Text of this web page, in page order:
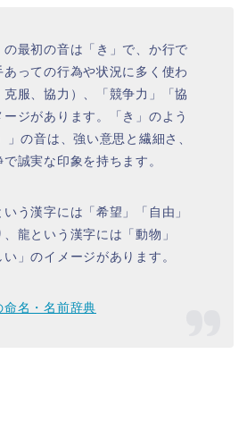
最初の音は「き」で、か行で
っての行為や状況に多く使わ
服、協力）、「競争力」「協
ジがあります。「き」のよう
」の音は、強い意思と繊細さ、
誠実な印象を持ちます。
う漢字には「希望」「自由」
龍という漢字には「動物」
い」のイメージがあります。
命名・名前辞典